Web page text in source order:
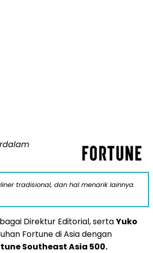
tradisional, dan hal menarik lainnya.
Direktur Editorial, sertaYuko
Fortune di Asia dengan
Southeast Asia 500.